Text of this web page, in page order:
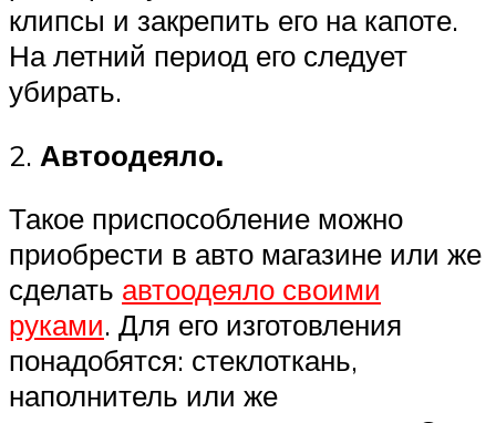
клипсы и закрепить его на капоте.
На летний период его следует
убирать.
2. Автоодеяло.
Такое приспособление можно
приобрести в авто магазине или же
сделать автоодеяло своими
руками. Для его изготовления
понадобятся: стеклоткань,
наполнитель или же